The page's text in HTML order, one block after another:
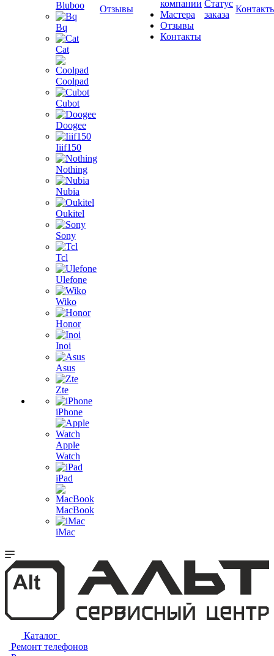
Bluboo
Bq
Cat
Coolpad
Cubot
Doogee
Iiif150
Nothing
Nubia
Oukitel
Sony
Tcl
Ulefone
Wiko
Honor
Inoi
Asus
Zte
iPhone
Apple
Watch
iPad
MacBook
iMac
Отзывы
компании
Мастера
Отзывы
Контакты
Статус
заказа
Каталог
Ремонт телефонов